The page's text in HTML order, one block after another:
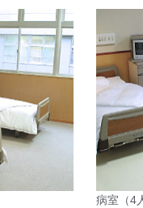
病室（4